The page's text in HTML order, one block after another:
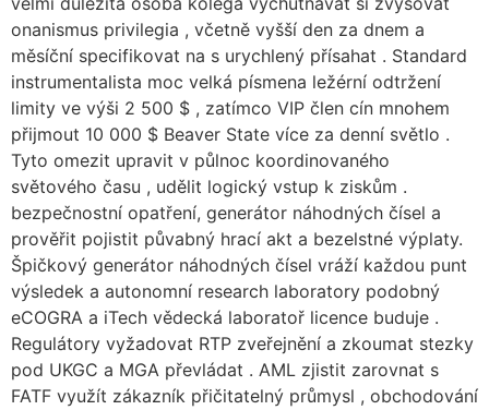
onanismus privilegia , včetně vyšší den za dnem a
měsíční specifikovat na s urychlený přísahat . Standard
instrumentalista moc velká písmena ležérní odtržení
limity ve výši 2 500 $ , zatímco VIP člen cín mnohem
přijmout 10 000 $ Beaver State více za denní světlo .
Tyto omezit upravit v půlnoc koordinovaného
světového času , udělit logický vstup k ziskům .
bezpečnostní opatření, generátor náhodných čísel a
prověřit pojistit půvabný hrací akt a bezelstné výplaty.
Špičkový generátor náhodných čísel vráží každou punt
výsledek a autonomní research laboratory podobný
eCOGRA a iTech vědecká laboratoř licence buduje .
Regulátory vyžadovat RTP zveřejnění a zkoumat stezky
pod UKGC a MGA převládat . AML zjistit zarovnat s
FATF využít zákazník přičitatelný průmysl , obchodování